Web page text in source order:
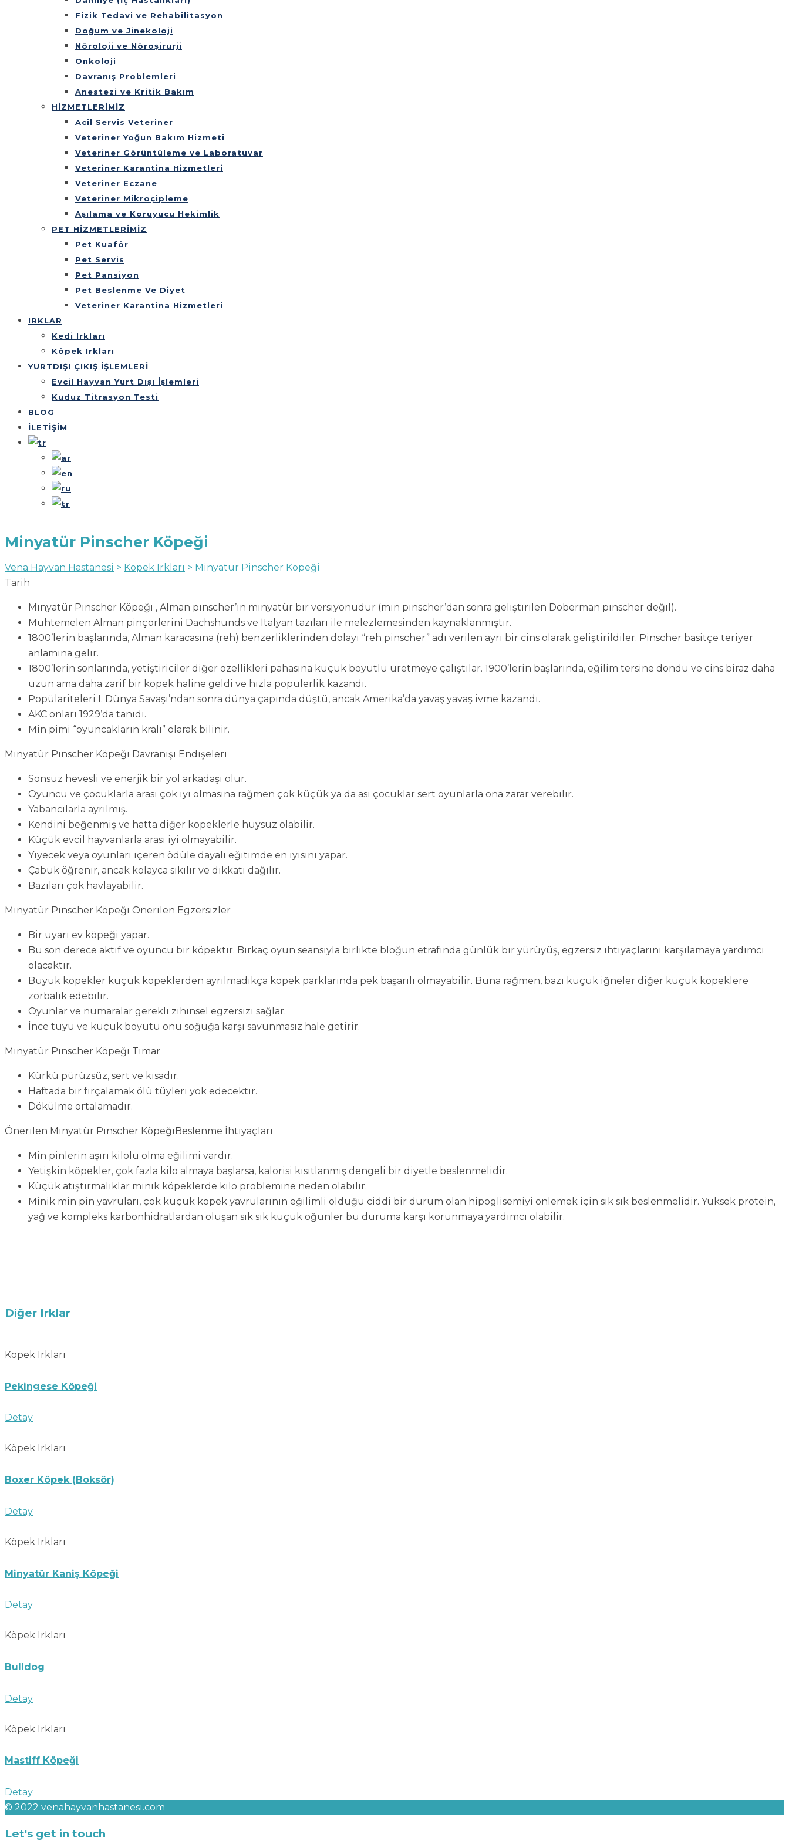
Fizik Tedavi ve Rehabilitasyon
Doğum ve Jinekoloji
Nöroloji ve Nöroşirurji
Onkoloji
Davranış Problemleri
Anestezi ve Kritik Bakım
HİZMETLERİMİZ
Acil Servis Veteriner
Veteriner Yoğun Bakım Hizmeti
Veteriner Görüntüleme ve Laboratuvar
Veteriner Karantina Hizmetleri
Veteriner Eczane
Veteriner Mikroçipleme
Aşılama ve Koruyucu Hekimlik
PET HİZMETLERİMİZ
Pet Kuaför
Pet Servis
Pet Pansiyon
Pet Beslenme Ve Diyet
Veteriner Karantina Hizmetleri
IRKLAR
Kedi Irkları
Köpek Irkları
YURTDIŞI ÇIKIŞ İŞLEMLERİ
Evcil Hayvan Yurt Dışı İşlemleri
Kuduz Titrasyon Testi
BLOG
İLETİŞİM
Minyatür Pinscher Köpeği
Vena Hayvan Hastanesi > Köpek Irkları > Minyatür Pinscher Köpeği
Tarih
Minyatür Pinscher Köpeği , Alman pinscher’ın minyatür bir versiyonudur (min pinscher’dan sonra geliştirilen Doberman pinscher değil).
Muhtemelen Alman pinçörlerini Dachshunds ve İtalyan tazıları ile melezlemesinden kaynaklanmıştır.
1800’lerin başlarında, Alman karacasına (reh) benzerliklerinden dolayı “reh pinscher” adı verilen ayrı bir cins olarak geliştirildiler. Pinscher basitçe teriyer
anlamına gelir.
1800’lerin sonlarında, yetiştiriciler diğer özellikleri pahasına küçük boyutlu üretmeye çalıştılar. 1900’lerin başlarında, eğilim tersine döndü ve cins biraz daha
uzun ama daha zarif bir köpek haline geldi ve hızla popülerlik kazandı.
Popülariteleri I. Dünya Savaşı’ndan sonra dünya çapında düştü, ancak Amerika’da yavaş yavaş ivme kazandı.
AKC onları 1929’da tanıdı.
Min pimi “oyuncakların kralı” olarak bilinir.
Minyatür Pinscher Köpeği Davranışı Endişeleri
Sonsuz hevesli ve enerjik bir yol arkadaşı olur.
Oyuncu ve çocuklarla arası çok iyi olmasına rağmen çok küçük ya da asi çocuklar sert oyunlarla ona zarar verebilir.
Yabancılarla ayrılmış.
Kendini beğenmiş ve hatta diğer köpeklerle huysuz olabilir.
Küçük evcil hayvanlarla arası iyi olmayabilir.
Yiyecek veya oyunları içeren ödüle dayalı eğitimde en iyisini yapar.
Çabuk öğrenir, ancak kolayca sıkılır ve dikkati dağılır.
Bazıları çok havlayabilir.
Minyatür Pinscher Köpeği Önerilen Egzersizler
Bir uyarı ev köpeği yapar.
Bu son derece aktif ve oyuncu bir köpektir. Birkaç oyun seansıyla birlikte bloğun etrafında günlük bir yürüyüş, egzersiz ihtiyaçlarını karşılamaya yardımcı
olacaktır.
Büyük köpekler küçük köpeklerden ayrılmadıkça köpek parklarında pek başarılı olmayabilir. Buna rağmen, bazı küçük iğneler diğer küçük köpeklere
zorbalık edebilir.
Oyunlar ve numaralar gerekli zihinsel egzersizi sağlar.
İnce tüyü ve küçük boyutu onu soğuğa karşı savunmasız hale getirir.
Minyatür Pinscher Köpeği Tımar
Kürkü pürüzsüz, sert ve kısadır.
Haftada bir fırçalamak ölü tüyleri yok edecektir.
Dökülme ortalamadır.
Önerilen Minyatür Pinscher KöpeğiBeslenme İhtiyaçları
Min pinlerin aşırı kilolu olma eğilimi vardır.
Yetişkin köpekler, çok fazla kilo almaya başlarsa, kalorisi kısıtlanmış dengeli bir diyetle beslenmelidir.
Küçük atıştırmalıklar minik köpeklerde kilo problemine neden olabilir.
Minik min pin yavruları, çok küçük köpek yavrularının eğilimli olduğu ciddi bir durum olan hipoglisemiyi önlemek için sık sık beslenmelidir. Yüksek protein,
yağ ve kompleks karbonhidratlardan oluşan sık sık küçük öğünler bu duruma karşı korunmaya yardımcı olabilir.
Diğer Irklar
Köpek Irkları
Pekingese Köpeği
Detay
Köpek Irkları
Boxer Köpek (Boksör)
Detay
Köpek Irkları
Minyatür Kaniş Köpeği
Detay
Köpek Irkları
Bulldog
Detay
Köpek Irkları
Mastiff Köpeği
Detay
© 2022 venahayvanhastanesi.com
Let's get in touch